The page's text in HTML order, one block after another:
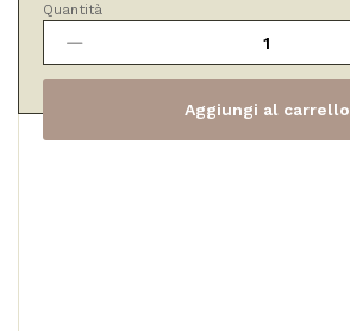
Unguento
Balsamico
al
quantità
Quantità
Aggiungi al carrello